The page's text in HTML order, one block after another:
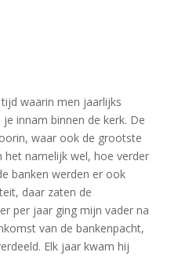
waarin men jaarlijks
innam binnen de kerk. De
waar ook de grootste
het namelijk wel, hoe verder
banken werden er ook
daar zaten de
per jaar ging mijn vader na
van de bankenpacht,
Elk jaar kwam hij